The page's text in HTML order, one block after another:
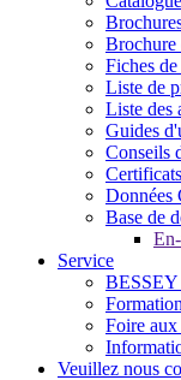
Brochure
Fiches
Liste de
Liste des
Guides
Conseils
Certificats
Données
Base de
Service
BESSEY
Foire aux
Veuillez nous